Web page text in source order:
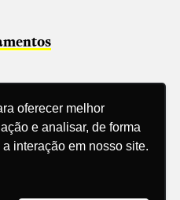
oferecer melhor
e analisar, de forma
interação em nosso site.